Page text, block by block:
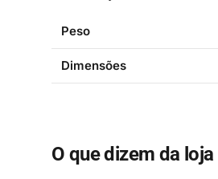
Peso
Dimensões
O que dizem da loja